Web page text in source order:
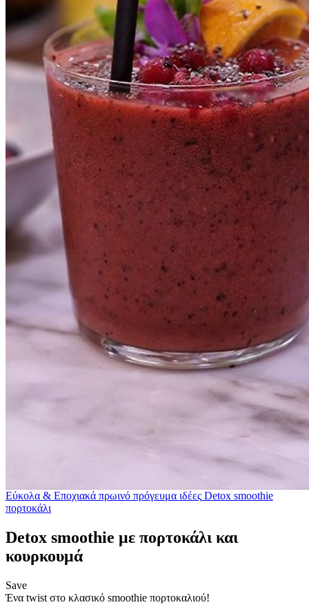
Εύκολα & Εποχιακά πρωινό πρόγευμα ιδέες Detox smoothie
πορτοκάλι
Detox smoothie με πορτοκάλι και
κουρκουμά
Save
Ένα twist στο κλασικό smoothie πορτοκαλιού!